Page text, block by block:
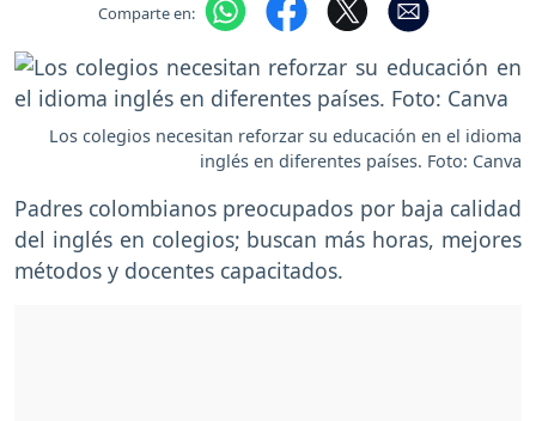
Comparte en:
Los colegios necesitan reforzar su educación en el idioma
inglés en diferentes países. Foto: Canva
Padres colombianos preocupados por baja calidad
del inglés en colegios; buscan más horas, mejores
métodos y docentes capacitados.